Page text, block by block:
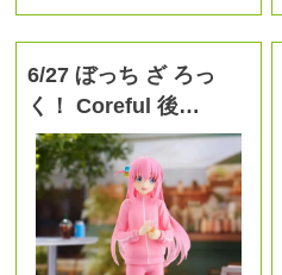
6/27 ぼっち ざ ろっ
く！ Coreful 後…